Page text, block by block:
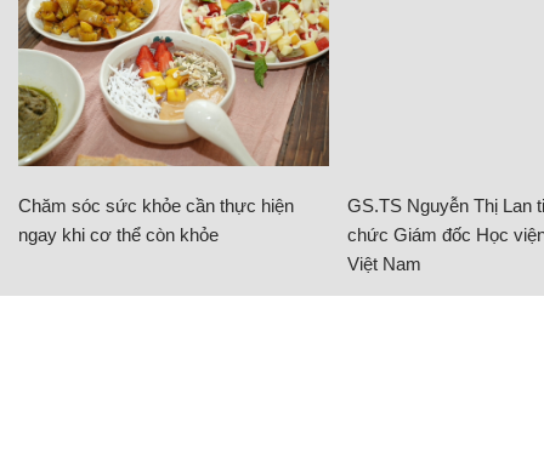
Chăm sóc sức khỏe cần thực hiện
ngay khi cơ thể còn khỏe
GS.TS Nguyễn Thị Lan
chức Giám đốc Học
Việt Nam